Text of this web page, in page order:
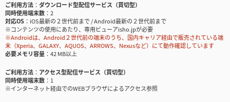
ご利用方法
ダウンロード型配信サービス（買切型）
同時使用端末数
2
対応OS
iOS最新の２世代前まで / Android最新の２世代前まで
※コンテンツの使用にあたり、専用ビューアisho.jpが必要
※Androidは、Android２世代前の端末のうち、国内キャリア経由で販売されている端
末（Xperia、GALAXY、AQUOS、ARROWS、Nexusなど）にて動作確認しています
必要メモリ容量
42 MB以上
ご利用方法
アクセス型配信サービス（買切型）
同時使用端末数
1
※インターネット経由でのWEBブラウザによるアクセス参照